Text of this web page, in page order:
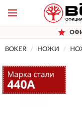
BOKER НОЖИ